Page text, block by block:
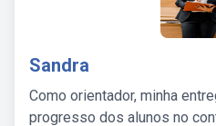
Sandra
Como orientador, minha
progresso dos alunos no